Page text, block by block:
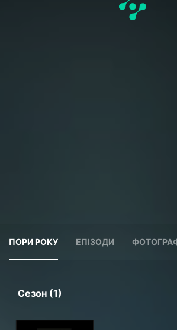
ПОРИ РОКУ ЕПІЗОДИ
Сезон (1)